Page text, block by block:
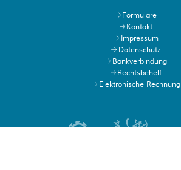
Formulare
Kontakt
Impressum
Datenschutz
Bankverbindung
Rechtsbehelf
Elektronische Rechnung